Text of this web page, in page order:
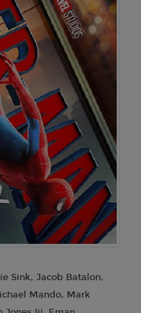
Sink, Jacob Batalon,
Mando, Mark